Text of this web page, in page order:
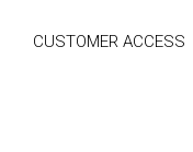
CUSTOMER ACCESS